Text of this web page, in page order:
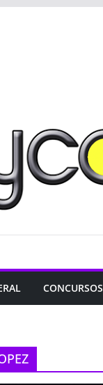
CONCURSOS